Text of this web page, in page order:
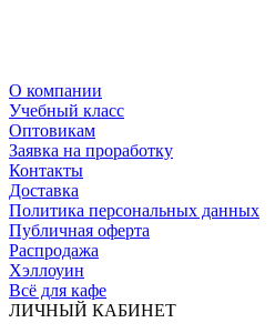
О компании
Учебный класс
Оптовикам
Заявка на проработку
Контакты
Доставка
Политика персональных данных
Публичная оферта
Распродажа
Хэллоуин
Всё для кафе
ЛИЧНЫЙ КАБИНЕТ